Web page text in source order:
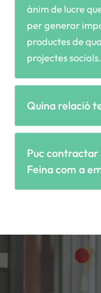
ànim de lucre
per generar
productes de
projectes socials.
Quina relació
Puc contractar
Feina com a